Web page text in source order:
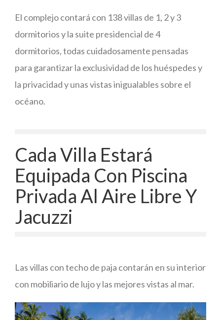
El complejo contará con 138 villas de 1, 2 y 3
dormitorios y la suite presidencial de 4
dormitorios, todas cuidadosamente pensadas
para garantizar la exclusividad de los huéspedes y
la privacidad y unas vistas inigualables sobre el
océano.
Cada Villa Estará
Equipada Con Piscina
Privada Al Aire Libre Y
Jacuzzi
Las villas con techo de paja contarán en su interior
con mobiliario de lujo y las mejores vistas al mar.